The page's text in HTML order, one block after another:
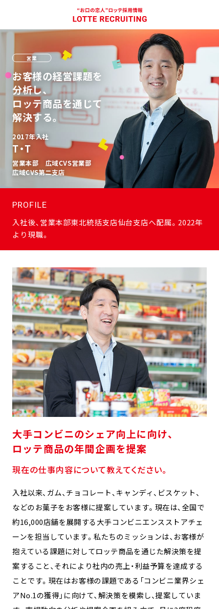
営業
お客様の経営課題を
分析し、
ロッテ商品を通じて
解決する。
2017年入社
T・T
営業本部 広域CVS営業部
広域CVS第二支店
PROFILE
入社後、営業本部東北統括支店仙台支店へ配属。2022年
より現職。
大手コンビニのシェア向上に向け、
ロッテ商品の年間企画を提案
現在の仕事内容について教えてください。
入社以来、ガム、チョコレート、キャンディ、ビスケット、
などのお菓子をお客様に提案しています。現在は、全国で
約16,000店舗を展開する大手コンビニエンスストアチェ
ーンを担当しています。私たちのミッションは、お客様が
抱えている課題に対してロッテ商品を通じた解決策を提
案すること、それにより社内の売上・利益予算を達成する
ことです。現在はお客様の課題である「コンビニ業界シェ
アNo.1の獲得」に向けて、解決策を模索し、提案していま